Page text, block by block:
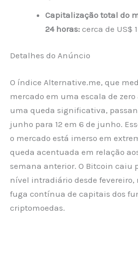
Capitalização total do
24 horas: cerca de US$
Detalhes do Anúncio
O índice Alternative.me, que
mercado em uma escala de zero
uma queda significativa,
junho para 12 em 6 de junho.
o mercado está imerso em
queda acentuada em relação
semana anterior. O Bitcoin caiu
nível intradiário desde fevereiro,
fuga contínua de capitais dos
criptomoedas.